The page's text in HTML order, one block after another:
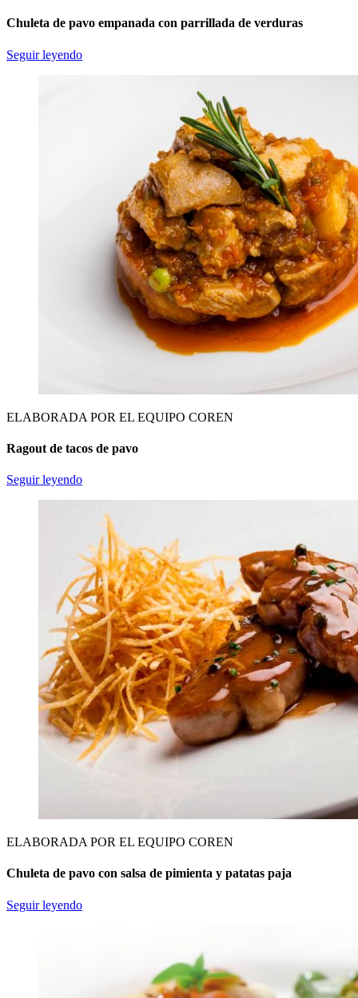
Chuleta de pavo empanada con parrillada de verduras
Seguir leyendo
ELABORADA POR EL EQUIPO COREN
Ragout de tacos de pavo
Seguir leyendo
ELABORADA POR EL EQUIPO COREN
Chuleta de pavo con salsa de pimienta y patatas paja
Seguir leyendo